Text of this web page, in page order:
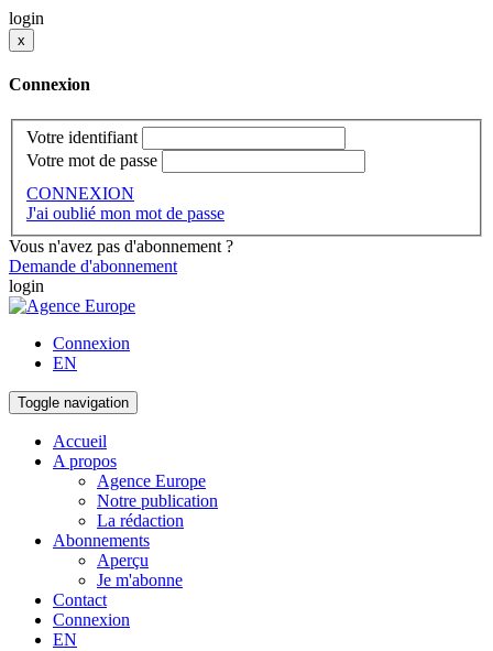
login
x
Connexion
Votre identifiant
Votre mot de passe
CONNEXION
J'ai oublié mon mot de passe
Vous n'avez pas d'abonnement ?
Demande d'abonnement
login
Connexion
EN
Toggle navigation
Accueil
A propos
Agence Europe
Notre publication
La rédaction
Abonnements
Aperçu
Je m'abonne
Contact
Connexion
EN